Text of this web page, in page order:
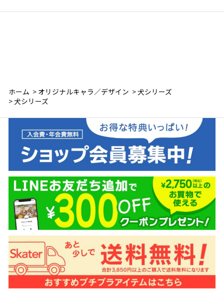
ホーム > オリジナルキャラ／デザイン >犬シリーズ
>犬シリーズ